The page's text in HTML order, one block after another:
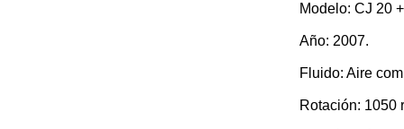
Modelo: CJ 20
Año: 2007.
Fluido: Aire
Rotación: 1050